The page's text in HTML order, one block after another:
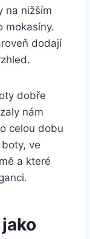
na ⁣nižším
mokasíny.
dodají
dobře
⁢nám
celou⁣ dobu
ve
a které